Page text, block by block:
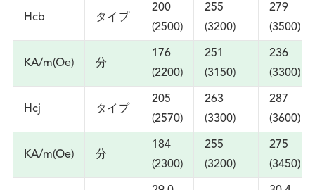
Hcb タイプ
200
(2500)
255
(3200)
279
(3500)
KA/m(Oe) 分
176
(2200)
251
(3150)
236
(3300)
Hcj タイプ
205
(2570)
263
(3300)
287
(3600)
KA/m(Oe) 分
184
(2300)
255
(3200)
275
(3450)